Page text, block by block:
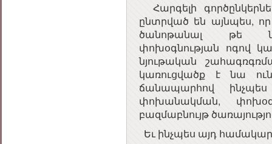
Հարգելի
ընտրված են այնպես,
ծանոթանալ թե
փոխօգնության ոգով
նյութական
կառուցվածք է նա
ճանապարհով
փոխանակման,
բազմաբնույթ
Եւ ինչպես այդ